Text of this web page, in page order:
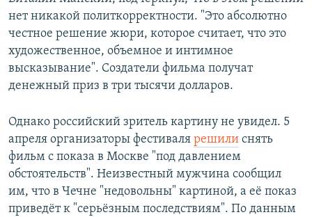
нет никакой политкорректности. "Это абсолютно
честное решение жюри, которое считает, что это
художественное, объемное и интимное
высказывание". Создатели фильма получат
денежный приз в три тысячи долларов.
Однако российский зритель картину не увидел. 5
апреля организаторы фестиваля решили снять
фильм с показа в Москве "под давлением
обстоятельств". Неизвестный мужчина сообщил
им, что в Чечне "недовольны" картиной, а её показ
приведёт к "серьёзным последствиям". По данным